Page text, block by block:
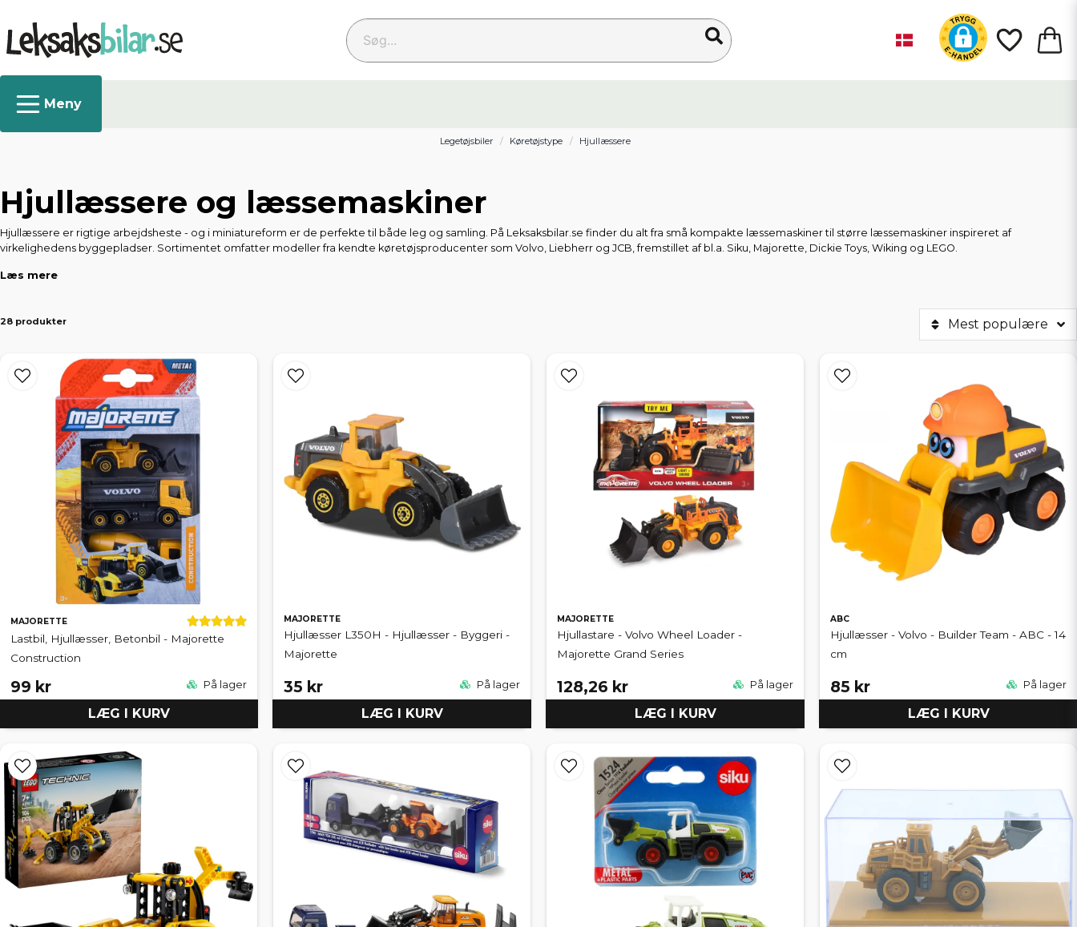
Søg...
Legetøjsbiler Køretøjstype Hjullæssere
Hjullæssere og læssemaskiner
Hjullæssere er rigtige arbejdsheste - og i miniatureform er de perfekte til både leg og samling. På Leksaksbilar.se finder du alt fra små kompakte læssemaskiner til større læssemaskiner inspireret af
virkelighedens byggepladser. Sortimentet omfatter modeller fra kendte køretøjsproducenter som Volvo, Liebherr og JCB, fremstillet af bl.a. Siku, Majorette, Dickie Toys, Wiking og LEGO.
Hjullæssere til børns byggeprojekter
til sandkassen eller legeværelset.
Til samleren tilbyder vi detaljerede skalalæssere fra Wiking, Schuco og Siku. Modeller som Volvo L350H, Liebherr L 538 og JCB 457 genskaber virkelige arbejdskøretøjer med imponerende præcision.
LEGO læssemaskiner og byggesæt
Søgninger på "LEGO Volvo hjullæsser" er tydelige, og sortimentet omfatter både LEGO City hjullæssere og avancerede byggesæt fra LEGO Technic. Perfekt til dem, der gerne vil bygge, læsse og skabe deres
egne byggescener.
Kombinationssæt og transportkøretøjer
Mange produkter kombinerer en læssemaskine med en lastbil eller trailer, f.eks. Volvo FH16-sættene fra Maisto og Dickie Toys. Det er transport og maskine i ét - en favorit hos både børn og samlere.
Læs mere
28 produkter Mest populære
MAJORETTE
Lastbil, Hjullæsser, Betonbil - Majorette
Construction
99 kr På lager
LÆG I KURV
MAJORETTE
Hjullæsser L350H - Hjullæsser - Byggeri -
Majorette
35 kr På lager
LÆG I KURV
MAJORETTE
Hjullastare - Volvo Wheel Loader -
Majorette Grand Series
128,26 kr På lager
LÆG I KURV
ABC
Hjullæsser - Volvo - Builder Team - ABC - 14
cm
85 kr På lager
LÆG I KURV